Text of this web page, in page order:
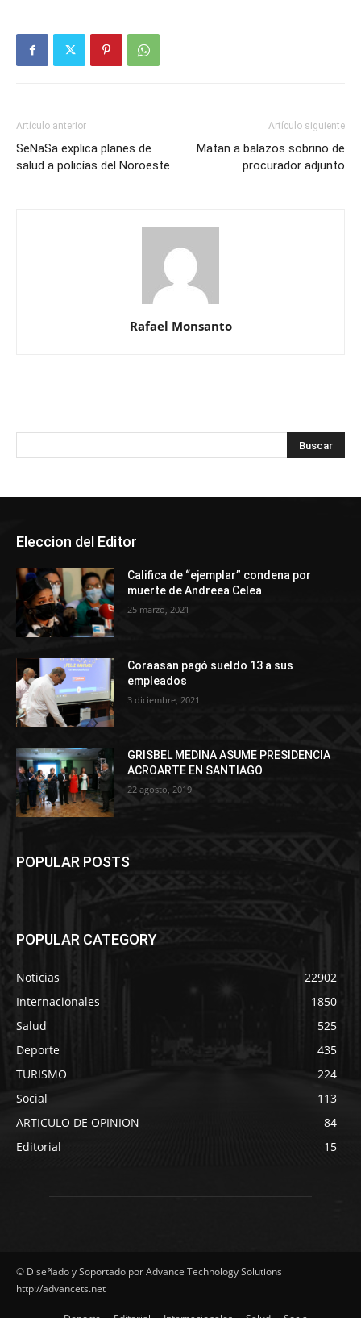
Artículo anterior
SeNaSa explica planes de
salud a policías del Noroeste
Artículo siguiente
Matan a balazos sobrino de
procurador adjunto
Rafael Monsanto
Eleccion del Editor
Califica de “ejemplar” condena por
muerte de Andreea Celea
25 marzo, 2021
Coraasan pagó sueldo 13 a sus
empleados
3 diciembre, 2021
GRISBEL MEDINA ASUME PRESIDENCIA
ACROARTE EN SANTIAGO
22 agosto, 2019
POPULAR POSTS
POPULAR CATEGORY
Noticias
22902
Internacionales
1850
Salud
525
Deporte
435
TURISMO
224
Social
113
ARTICULO DE OPINION
84
Editorial
15
© Diseñado y Soportado por Advance Technology Solutions
http://advancets.net